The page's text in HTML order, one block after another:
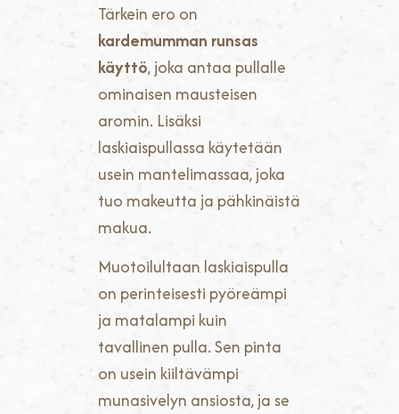
Tärkein ero on
kardemumman runsas
käyttö, joka antaa pullalle
ominaisen mausteisen
aromin. Lisäksi
laskiaispullassa käytetään
usein mantelimassaa, joka
tuo makeutta ja pähkinäistä
makua.
Muotoilultaan laskiaispulla
on perinteisesti pyöreämpi
ja matalampi kuin
tavallinen pulla. Sen pinta
on usein kiiltävämpi
munasivelyn ansiosta, ja se